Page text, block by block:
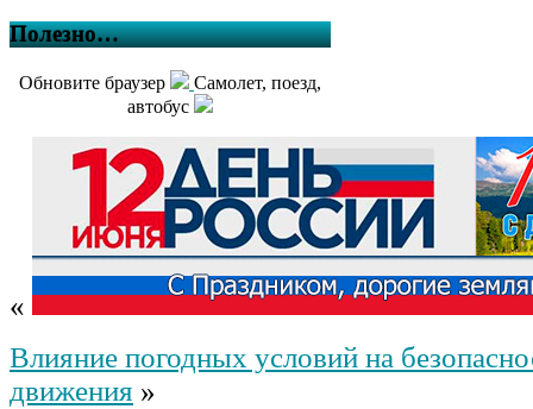
Полезно…
Обновите браузер
Самолет, поезд,
автобус
«
Влияние погодных условий на
движения »